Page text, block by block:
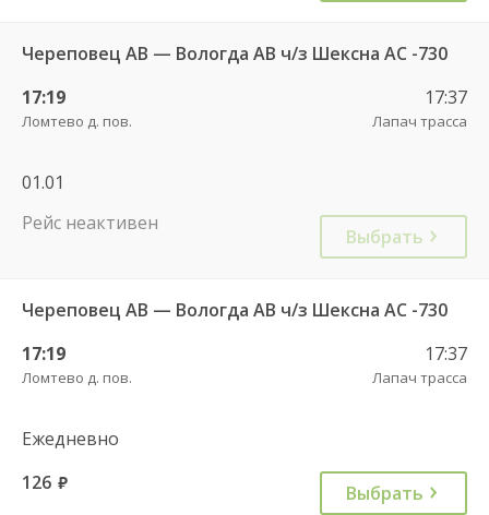
Череповец АВ — Вологда АВ ч/з Шексна АC -730
17:19
Ломтево д. пов.
17:37
Лапач трасса
01.01
Рейс неактивен
Выбрать
Череповец АВ — Вологда АВ ч/з Шексна АC -730
17:19
Ломтево д. пов.
17:37
Лапач трасса
Ежедневно
126 руб. Выбрать